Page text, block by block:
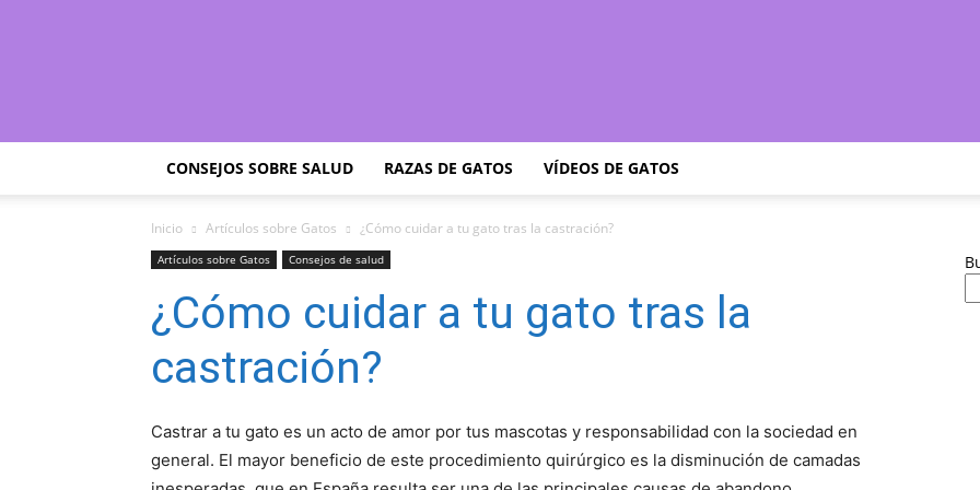
Cuidar
–
CONSEJOS SOBRE SALUD RAZAS DE GATOS VÍDEOS DE GATOS
Inicio Artículos sobre Gatos ¿Cómo cuidar a tu gato tras la castración?
Artículos sobre Gatos Consejos de salud
¿Cómo cuidar a tu gato tras la
castración?
Castrar a tu gato es un acto de amor por tus mascotas y responsabilidad con la sociedad en
general. El mayor beneficio de este procedimiento quirúrgico es la disminución de camadas